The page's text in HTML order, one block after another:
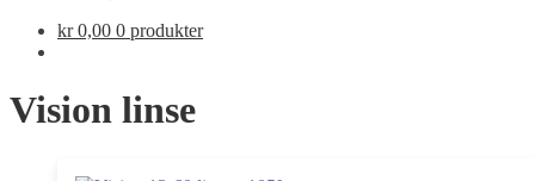
kr0,00 0 produkter
Vision linse